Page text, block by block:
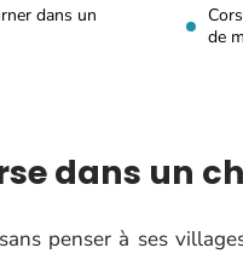
dans un
de
dans un
penser à ses